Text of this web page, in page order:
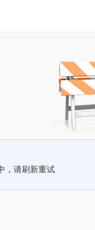
，请刷新重试